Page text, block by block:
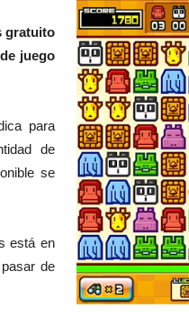
gratuito
juego
para
de
se
está en
de